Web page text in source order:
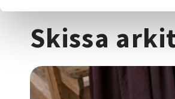
Skissa